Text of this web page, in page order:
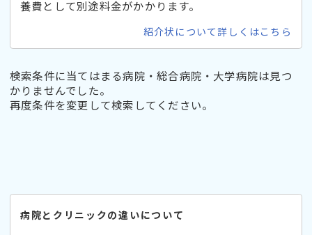
養費として別途料金がかかります。
紹介状について詳しくはこちら
検索条件に当てはまる病院・総合病院・大学病院は見つ
かりませんでした。
再度条件を変更して検索してください。
病院とクリニックの違いについて